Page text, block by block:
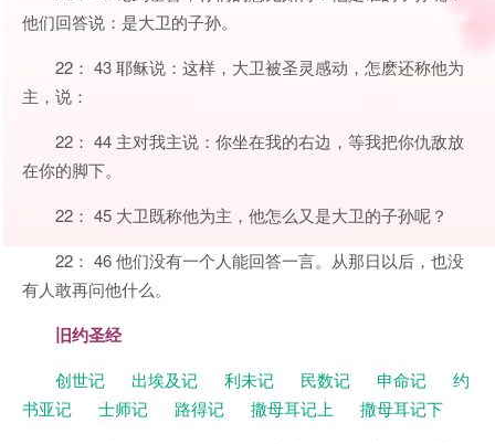
他们回答说：是大卫的子孙。
22： 43 耶稣说：这样，大卫被圣灵感动，怎麽还称他为
主，说：
22： 44 主对我主说：你坐在我的右边，等我把你仇敌放
在你的脚下。
22： 45 大卫既称他为主，他怎么又是大卫的子孙呢？
22： 46 他们没有一个人能回答一言。从那日以后，也没
有人敢再问他什么。
旧约圣经
创世记 出埃及记 利未记 民数记 申命记
约
书亚记
士师记 路得记 撒母耳记上
撒母耳记下